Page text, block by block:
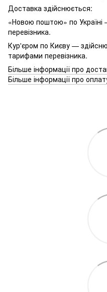
Доставка здійснюється:
«Новою поштою» по Україні
перевізника.
Кур'єром по Києву —
тарифами перевізника.
Більше інформації про
Більше інформації про